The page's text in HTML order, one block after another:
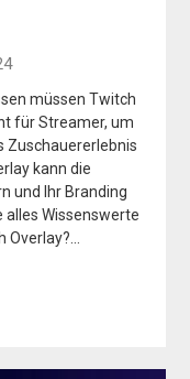
müssen Twitch
für Streamer, um
Zuschauererlebnis
kann die
und Ihr Branding
alles Wissenswerte